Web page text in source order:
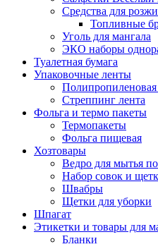
Средства для
Топливные
Уголь для мангала
ЭКО наборы
Туалетная бумага
Упаковочные ленты
Полипропиленовая
Стреппинг лента
Фольга и термо пакеты
Термопакеты
Фольга пищевая
Хозтовары
Ведро для мытья
Набор совок и
Швабры
Щетки для уборки
Шпагат
Этикетки и товары для
Бланки